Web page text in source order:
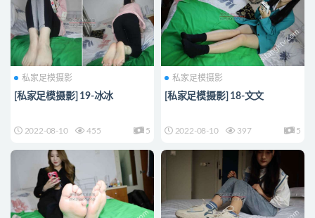
私家足模摄影
[私家足模摄影] 19-冰冰
2022-08-10 455 5
私家足模摄影
[私家足模摄影] 18-文文
2022-08-10 397 5